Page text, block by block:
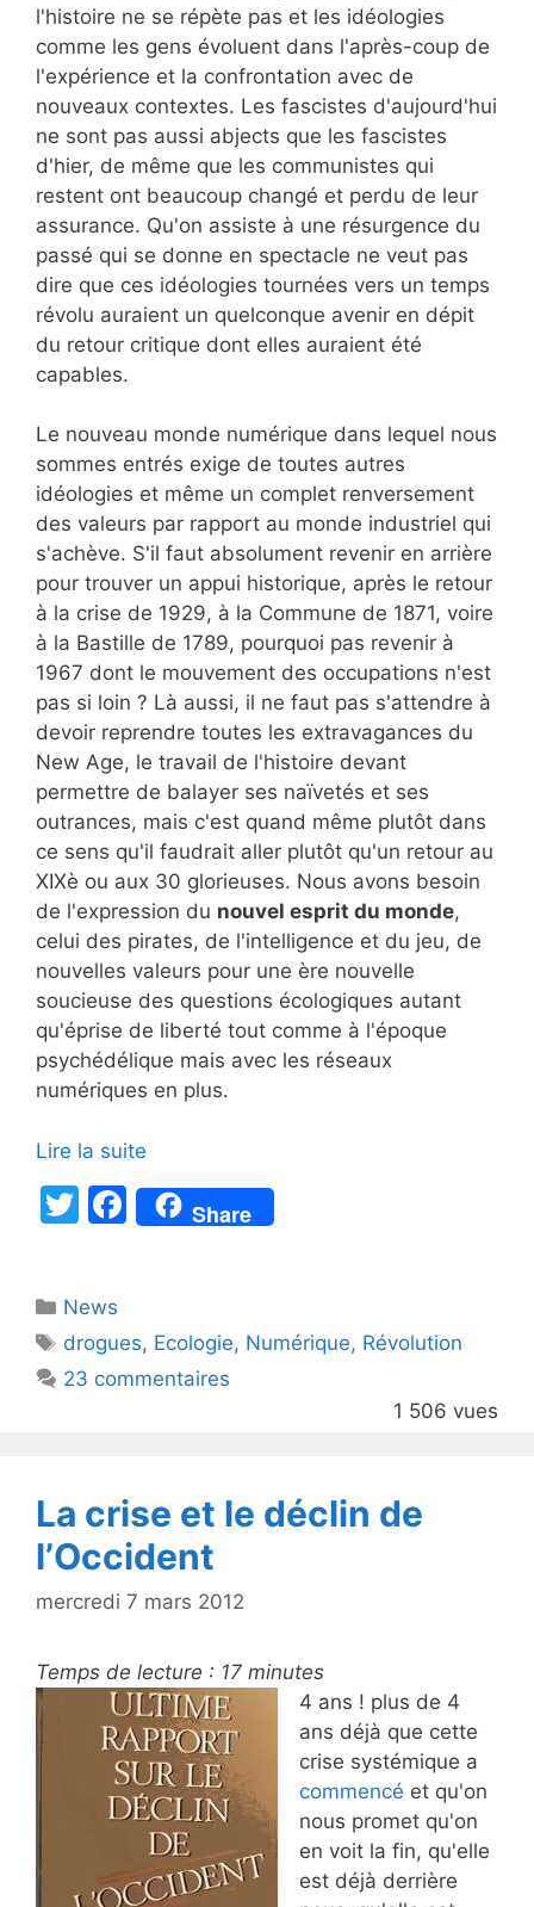
l'histoire ne se répète pas et les idéologies
comme les gens évoluent dans l'après-coup de
l'expérience et la confrontation avec de
nouveaux contextes. Les fascistes d'aujourd'hui
ne sont pas aussi abjects que les fascistes
d'hier, de même que les communistes qui
restent ont beaucoup changé et perdu de leur
assurance. Qu'on assiste à une résurgence du
passé qui se donne en spectacle ne veut pas
dire que ces idéologies tournées vers un temps
révolu auraient un quelconque avenir en dépit
du retour critique dont elles auraient été
capables.
Le nouveau monde numérique dans lequel nous
sommes entrés exige de toutes autres
idéologies et même un complet renversement
des valeurs par rapport au monde industriel qui
s'achève. S'il faut absolument revenir en arrière
pour trouver un appui historique, après le retour
à la crise de 1929, à la Commune de 1871, voire
à la Bastille de 1789, pourquoi pas revenir à
1967 dont le mouvement des occupations n'est
pas si loin ? Là aussi, il ne faut pas s'attendre à
devoir reprendre toutes les extravagances du
New Age, le travail de l'histoire devant
permettre de balayer ses naïvetés et ses
outrances, mais c'est quand même plutôt dans
ce sens qu'il faudrait aller plutôt qu'un retour au
XIXè ou aux 30 glorieuses. Nous avons besoin
de l'expression du nouvel esprit du monde,
celui des pirates, de l'intelligence et du jeu, de
nouvelles valeurs pour une ère nouvelle
soucieuse des questions écologiques autant
qu'éprise de liberté tout comme à l'époque
psychédélique mais avec les réseaux
numériques en plus.
Lire la suite
T
er
F
a
b
o
Share
Catégories
News
Étiquettes
drogues, Ecologie, Numérique, Révolution
23 commentaires
1 506 vues
La crise et le déclin de
l’Occident
mercredi 7 mars 2012
Temps de lecture : 17 minutes
4 ans ! plus de 4
ans déjà que cette
crise systémique a
commencé et qu'on
nous promet qu'on
en voit la fin, qu'elle
est déjà derrière